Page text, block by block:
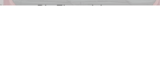
Die Einsatzleitung